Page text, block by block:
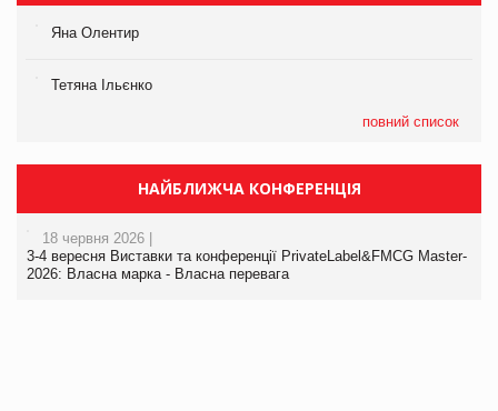
Яна Олентир
Тетяна Ільєнко
повний список
НАЙБЛИЖЧА КОНФЕРЕНЦІЯ
18 червня 2026 |
3-4 вересня Виставки та конференції PrivateLabel&FMCG Master-
2026: Власна марка - Власна перевага